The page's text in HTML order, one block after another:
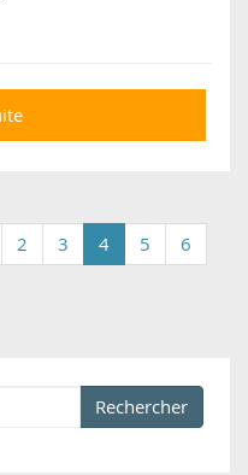
vegan à commander
2 3 4 5
6
Rechercher